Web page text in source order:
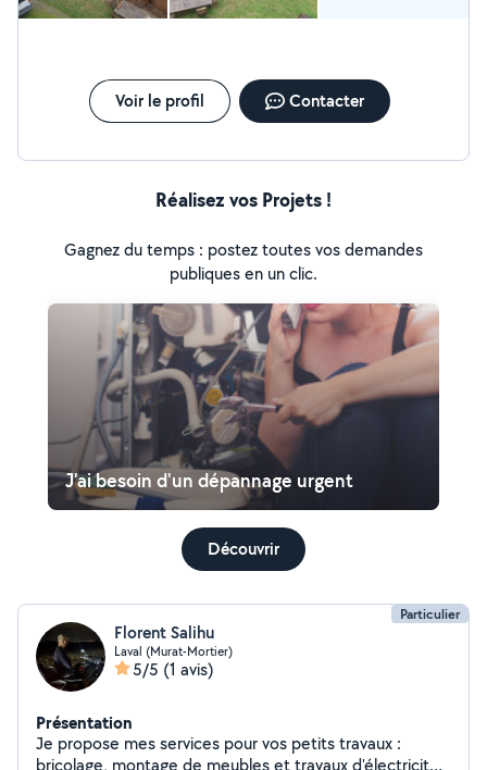
Voir le profil Contacter
Réalisez vos Projets !
Gagnez du temps : postez toutes vos demandes
publiques en un clic.
J'ai besoin d'un dépannage urgent
Découvrir
Particulier
Florent Salihu
Laval (Murat-Mortier)
5/5 (1 avis)
Présentation
Je propose mes services pour vos petits travaux :
bricolage, montage de meubles et travaux d'électricité.